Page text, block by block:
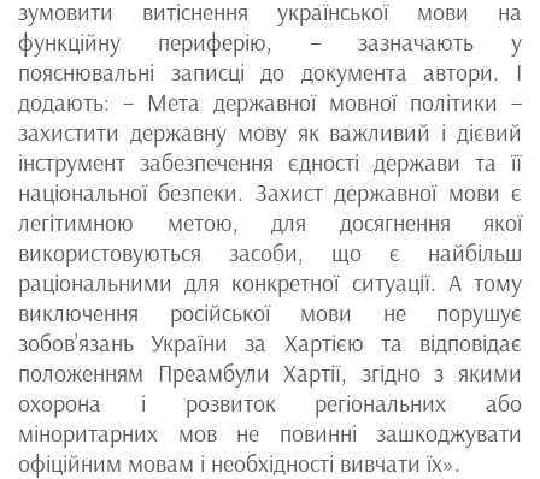
зумовити витіснення української мови на
функційну периферію, – зазначають у
пояснювальні записці до документа автори. І
додають: – Мета державної мовної політики –
захистити державну мову як важливий і дієвий
інструмент забезпечення єдності держави та її
національної безпеки. Захист державної мови є
легітимною метою, для досягнення якої
використовуються засоби, що є найбільш
раціональними для конкретної ситуації. А тому
виключення російської мови не порушує
зобов’язань України за Хартією та відповідає
положенням Преамбули Хартії, згідно з якими
охорона і розвиток регіональних або
міноритарних мов не повинні зашкоджувати
офіційним мовам і необхідності вивчати їх».